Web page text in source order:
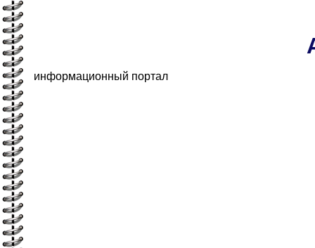
информационный портал